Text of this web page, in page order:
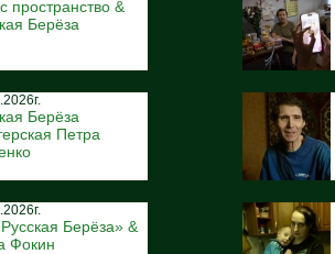
пространство &
Берёза
Берёза
Петра
Берёза» &
Фокин